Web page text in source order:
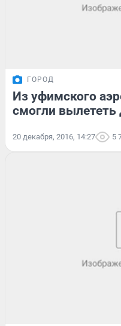
ГОРОД
Из уфимского
смогли вылететь
20 декабря, 2016, 14:27 5